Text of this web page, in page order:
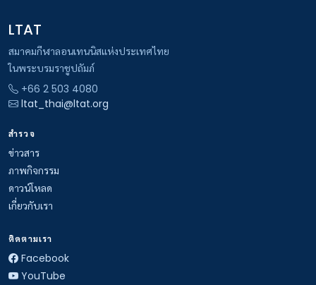
LTAT
สมาคมกีฬาลอนเทนนิสแห่งประเทศไทย
ในพระบรมราชูปถัมภ์
+66 2 503 4080
ltat_thai@ltat.org
สำรวจ
ข่าวสาร
ภาพกิจกรรม
ดาวน์โหลด
เกี่ยวกับเรา
ติดตามเรา
Facebook
YouTube